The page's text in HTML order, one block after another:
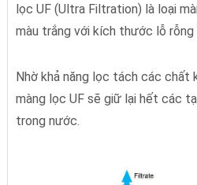
lọc UF (Ultra Filtration) là loại
màu trắng với kích thước lỗ
Nhờ khả năng lọc tách các chất
màng lọc UF sẽ giữ lại hết các
trong nước.